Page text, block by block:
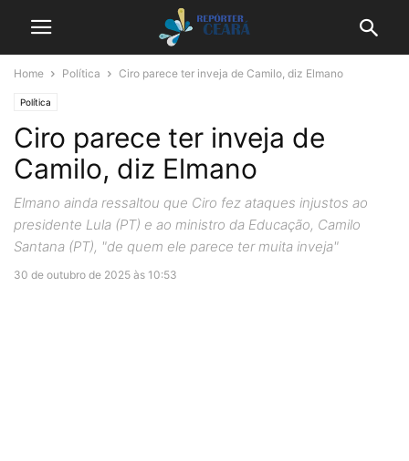
Home Política Ciro parece ter inveja de Camilo, diz Elmano
Política
Ciro parece ter inveja de
Camilo, diz Elmano
Elmano ainda ressaltou que Ciro fez ataques injustos ao
presidente Lula (PT) e ao ministro da Educação, Camilo
Santana (PT), "de quem ele parece ter muita inveja"
30 de outubro de 2025 às 10:53